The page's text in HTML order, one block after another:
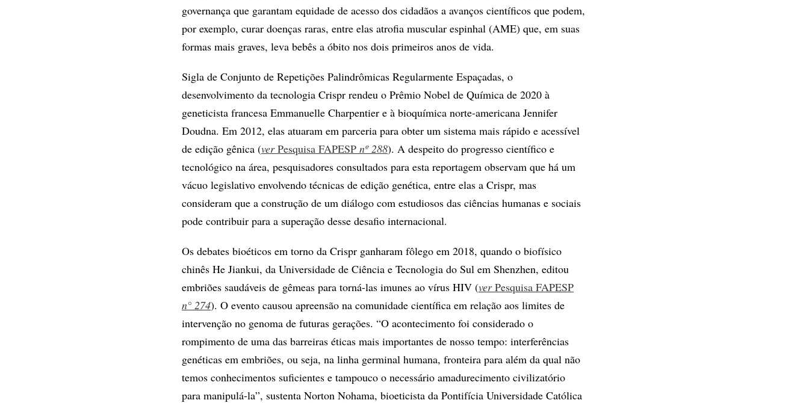
governança que garantam equidade de acesso dos cidadãos a avanços científicos que podem,
por exemplo, curar doenças raras, entre elas atrofia muscular espinhal (AME) que, em suas
formas mais graves, leva bebês a óbito nos dois primeiros anos de vida.
Sigla de Conjunto de Repetições Palindrômicas Regularmente Espaçadas, o
desenvolvimento da tecnologia Crispr rendeu o Prêmio Nobel de Química de 2020 à
geneticista francesa Emmanuelle Charpentier e à bioquímica norte-americana Jennifer
Doudna. Em 2012, elas atuaram em parceria para obter um sistema mais rápido e acessível
de edição gênica (verPesquisa FAPESP nº 288). A despeito do progresso científico e
tecnológico na área, pesquisadores consultados para esta reportagem observam que há um
vácuo legislativo envolvendo técnicas de edição genética, entre elas a Crispr, mas
consideram que a construção de um diálogo com estudiosos das ciências humanas e sociais
pode contribuir para a superação desse desafio internacional.
Os debates bioéticos em torno da Crispr ganharam fôlego em 2018, quando o biofísico
chinês He Jiankui, da Universidade de Ciência e Tecnologia do Sul em Shenzhen, editou
embriões saudáveis de gêmeas para torná-las imunes ao vírus HIV (verPesquisa FAPESP
n° 274). O evento causou apreensão na comunidade científica em relação aos limites de
intervenção no genoma de futuras gerações. “O acontecimento foi considerado o
rompimento de uma das barreiras éticas mais importantes de nosso tempo: interferências
genéticas em embriões, ou seja, na linha germinal humana, fronteira para além da qual não
temos conhecimentos suficientes e tampouco o necessário amadurecimento civilizatório
para manipulá-la”, sustenta Norton Nohama, bioeticista da Pontifícia Universidade Católica